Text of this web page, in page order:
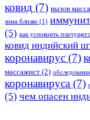
ковид (7) вызов
зима близко (1)
(5) как успокоить
ковид индийский
коронавирус (7)
массажист (2)
коронавируса (7)
(5) чем опасен